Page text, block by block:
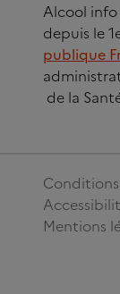
Alcool info
depuis le
publique
de la
Mentions